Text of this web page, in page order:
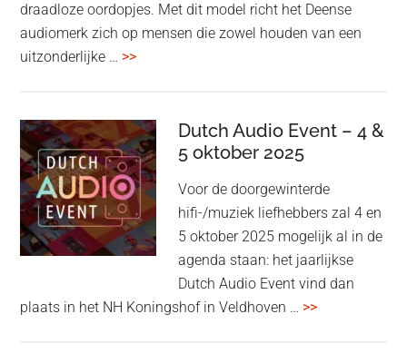
draadloze oordopjes. Met dit model richt het Deense
audiomerk zich op mensen die zowel houden van een
uitzonderlijke … >>overBang
kondigt
Beo
Grace
aan:
high-
end
earbuds
titanium
Dutch Audio Event – 4 &
5 oktober 2025
Voor de doorgewinterde
hifi-/muziek liefhebbers zal 4 en
5 oktober 2025 mogelijk al in de
agenda staan: het jaarlijkse
Dutch Audio Event vind dan
plaats in het NH Koningshof in Veldhoven … >>overDutch